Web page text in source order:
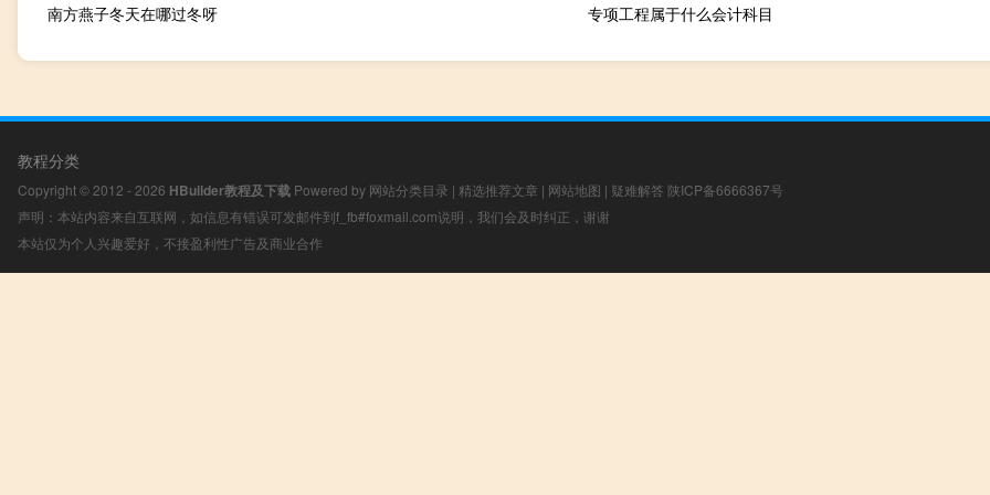
南方燕子冬天在哪过冬呀 专项工程属于什么会计科目
教程分类
Copyright © 2012 - 2026 HBuilder教程及下载 Powered by 网站分类目录 | 精选推荐文章 | 网站地图 | 疑难解答 陕ICP备6666367号
声明：本站内容来自互联网，如信息有错误可发邮件到f_fb#foxmail.com说明，我们会及时纠正，谢谢
本站仅为个人兴趣爱好，不接盈利性广告及商业合作